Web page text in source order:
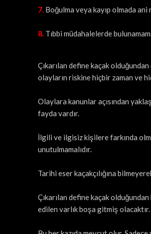
7. Boğulma veya kayıp olmada ani
8. Tıbbi müdahalelerde
Çıkarılan define kaçak
olayların riskine hiçbir zaman ve
Olaylara kanunlar açısından
fayda vardır.
İlgili ve ilgisiz kişilere farkında
unutulmamalıdır.
Tarihi eser kaçakçılığına
Çıkarılan define kaçak
edilen varlık boşa gitmiş olacaktır.